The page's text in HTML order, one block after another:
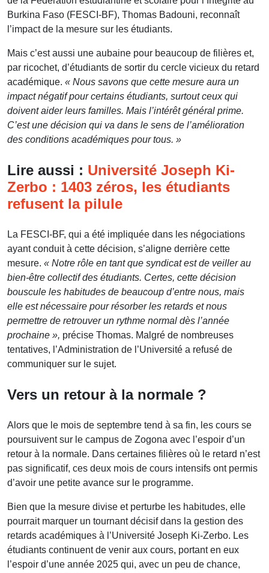
Burkina Faso (FESCI-BF), Thomas Badouni, reconnaît
l’impact de la mesure sur les étudiants.
Mais c’est aussi une aubaine pour beaucoup de filières et,
par ricochet, d’étudiants de sortir du cercle vicieux du retard
académique. « Nous savons que cette mesure aura un
impact négatif pour certains étudiants, surtout ceux qui
doivent aider leurs familles. Mais l’intérêt général prime.
C’est une décision qui va dans le sens de l’amélioration
des conditions académiques pour tous. »
Lire aussi : Université Joseph Ki-
Zerbo : 1403 zéros, les étudiants
refusent la pilule
La FESCI-BF, qui a été impliquée dans les négociations
ayant conduit à cette décision, s’aligne derrière cette
mesure. « Notre rôle en tant que syndicat est de veiller au
bien-être collectif des étudiants. Certes, cette décision
bouscule les habitudes de beaucoup d’entre nous, mais
elle est nécessaire pour résorber les retards et nous
permettre de retrouver un rythme normal dès l’année
prochaine », précise Thomas. Malgré de nombreuses
tentatives, l’Administration de l’Université a refusé de
communiquer sur le sujet.
Vers un retour à la normale ?
Alors que le mois de septembre tend à sa fin, les cours se
poursuivent sur le campus de Zogona avec l’espoir d’un
retour à la normale. Dans certaines filières où le retard n’est
pas significatif, ces deux mois de cours intensifs ont permis
d’avoir une petite avance sur le programme.
Bien que la mesure divise et perturbe les habitudes, elle
pourrait marquer un tournant décisif dans la gestion des
retards académiques à l’Université Joseph Ki-Zerbo. Les
étudiants continuent de venir aux cours, portant en eux
l’espoir d’une année 2025 qui, avec un peu de chance,